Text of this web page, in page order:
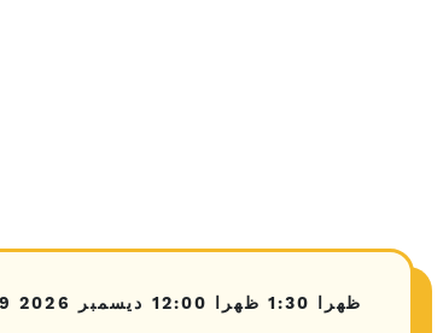
9 ديسمبر 2026 12:00 ظهرا 1:30 ظهرا